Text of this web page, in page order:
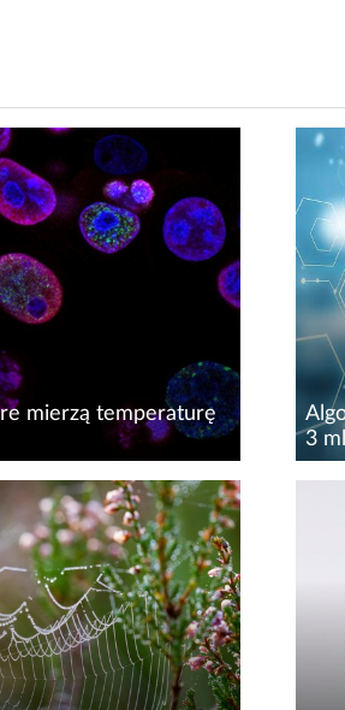
mierzą temperaturę
w którym
cząsteczek i
się lokalnie, często w
metodami...
3